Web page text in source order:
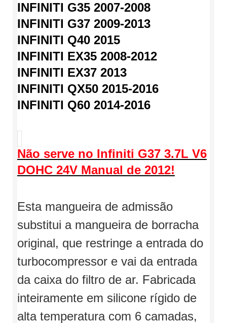
INFINITI G35 2007-2008
INFINITI G37 2009-2013
INFINITI Q40 2015
INFINITI EX35 2008-2012
INFINITI EX37 2013
INFINITI QX50 2015-2016
INFINITI Q60 2014-2016
Não serve no Infiniti G37 3.7L V6
DOHC 24V Manual de 2012!
Esta mangueira de admissão
substitui a mangueira de borracha
original, que restringe a entrada do
turbocompressor e vai da entrada
da caixa do filtro de ar. Fabricada
inteiramente em silicone rígido de
alta temperatura com 6 camadas,